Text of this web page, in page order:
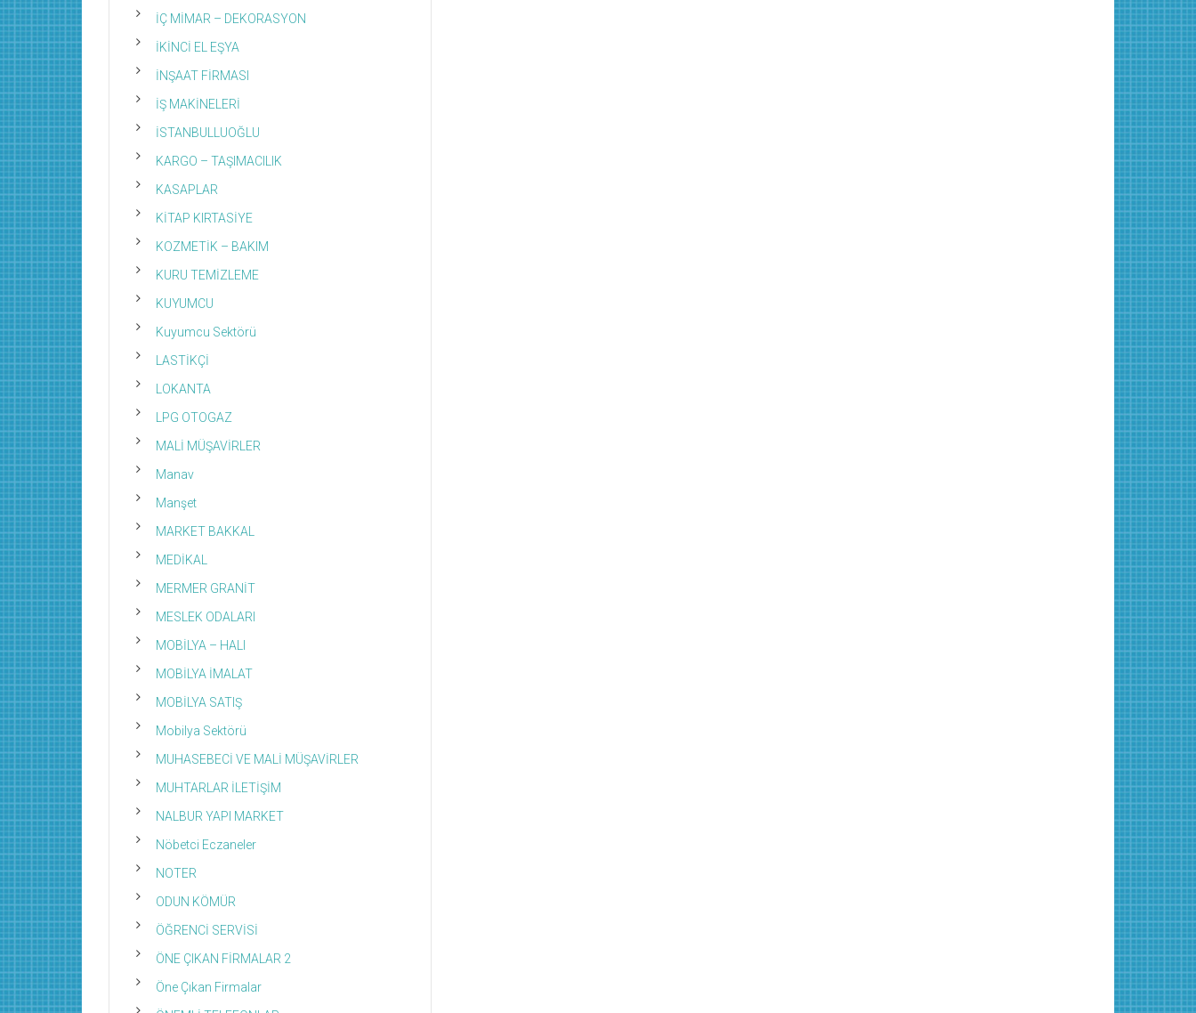
İÇ MİMAR – DEKORASYON
İKİNCİ EL EŞYA
İNŞAAT FİRMASI
İŞ MAKİNELERİ
İSTANBULLUOĞLU
KARGO – TAŞIMACILIK
KASAPLAR
KİTAP KIRTASİYE
KOZMETİK – BAKIM
KURU TEMİZLEME
KUYUMCU
Kuyumcu Sektörü
LASTİKÇİ
LOKANTA
LPG OTOGAZ
MALİ MÜŞAVİRLER
Manav
Manşet
MARKET BAKKAL
MEDİKAL
MERMER GRANİT
MESLEK ODALARI
MOBİLYA – HALI
MOBİLYA İMALAT
MOBİLYA SATIŞ
Mobilya Sektörü
MUHASEBECİ VE MALİ MÜŞAVİRLER
MUHTARLAR İLETİŞİM
NALBUR YAPI MARKET
Nöbetci Eczaneler
NOTER
ODUN KÖMÜR
ÖĞRENCİ SERVİSİ
ÖNE ÇIKAN FİRMALAR 2
Öne Çıkan Firmalar